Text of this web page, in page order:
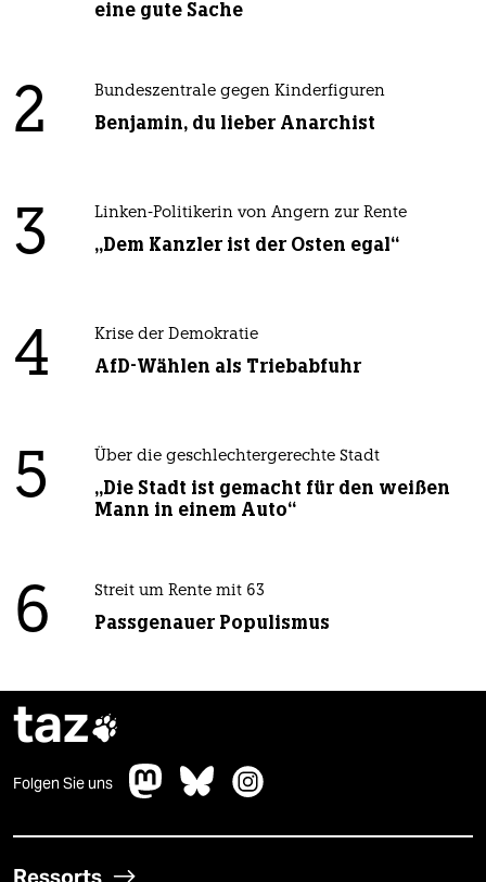
eine gute Sache
2 Bundeszentrale gegen Kinderfiguren
Benjamin, du lieber Anarchist
3 Linken-Politikerin von Angern zur Rente
„Dem Kanzler ist der Osten egal“
4 Krise der Demokratie
AfD-Wählen als Triebabfuhr
5 Über die geschlechtergerechte Stadt
„Die Stadt ist gemacht für den weißen
Mann in einem Auto“
6 Streit um Rente mit 63
Passgenauer Populismus
taz
Folgen Sie uns
Ressorts